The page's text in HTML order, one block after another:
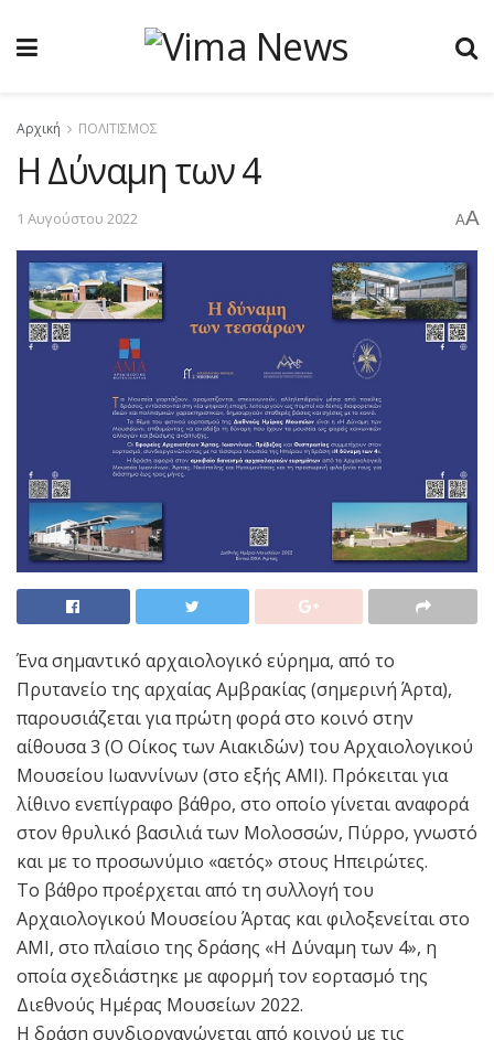
Αρχική ΠΟΛΙΤΙΣΜΟΣ
Η Δύναμη των 4
1 Αυγούστου 2022 AA
Ένα σημαντικό αρχαιολογικό εύρημα, από το
Πρυτανείο της αρχαίας Αμβρακίας (σημερινή Άρτα),
παρουσιάζεται για πρώτη φορά στο κοινό στην
αίθουσα 3 (Ο Οίκος των Αιακιδών) του Αρχαιολογικού
Μουσείου Ιωαννίνων (στο εξής ΑΜΙ). Πρόκειται για
λίθινο ενεπίγραφο βάθρο, στο οποίο γίνεται αναφορά
στον θρυλικό βασιλιά των Μολοσσών, Πύρρο, γνωστό
και με το προσωνύμιο «αετός» στους Ηπειρώτες.
Το βάθρο προέρχεται από τη συλλογή του
Αρχαιολογικού Μουσείου Άρτας και φιλοξενείται στο
ΑΜΙ, στο πλαίσιο της δράσης «Η Δύναμη των 4», η
οποία σχεδιάστηκε με αφορμή τον εορτασμό της
Διεθνούς Ημέρας Μουσείων 2022.
Η δράση συνδιοργανώνεται από κοινού με τις